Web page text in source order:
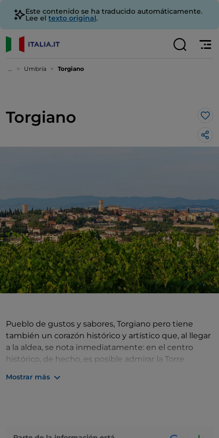
Este contenido se ha traducido automáticamente.
Lee el texto original.
... Umbría Torgiano
Torgiano Me
Pueblo de gustos y sabores, Torgiano pero tiene
también un corazón histórico y artístico que, al llegar
a la aldea, se nota inmediatamente: en el centro
histórico, de hecho, es posible admirar la Torre
Mostrar más